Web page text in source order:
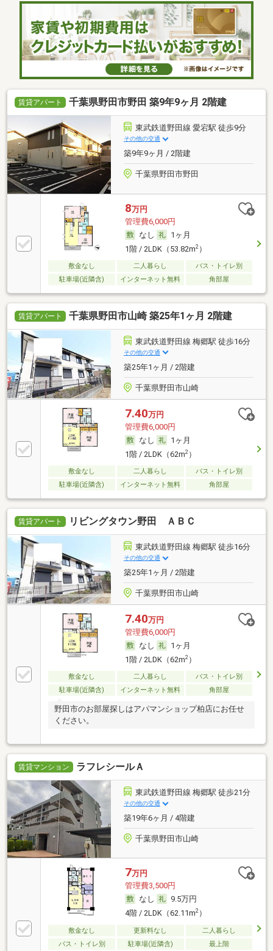
賃貸アパート 千葉県野田市野田 築9年9ヶ月 2階建
東武鉄道野田線 愛宕駅 徒歩9分
その他の交通
築9年9ヶ月 / 2階建
千葉県野田市野田
8万円
管理費6,000円
なし
1ヶ月
1階 / 2LDK（53.82m2）
敷金なし 二人暮らし
バス・トイレ別
駐車場(近隣含)
インターネット無料 角部屋
賃貸アパート 千葉県野田市山崎 築25年1ヶ月 2階建
東武鉄道野田線 梅郷駅 徒歩16分
その他の交通
築25年1ヶ月 / 2階建
千葉県野田市山崎
7.40万円
管理費6,000円
なし
1ヶ月
1階 / 2LDK（62m2）
敷金なし 二人暮らし
バス・トイレ別
駐車場(近隣含)
インターネット無料 角部屋
賃貸アパート リビングタウン野田 ＡＢＣ
東武鉄道野田線 梅郷駅 徒歩16分
その他の交通
築25年1ヶ月 / 2階建
千葉県野田市山崎
7.40万円
管理費6,000円
なし
1ヶ月
1階 / 2LDK（62m2）
敷金なし 二人暮らし
バス・トイレ別
駐車場(近隣含)
インターネット無料 角部屋
野田市のお部屋探しはアパマンショップ柏店にお任せ
ください。
賃貸マンション ラフレシールＡ
東武鉄道野田線 梅郷駅 徒歩21分
その他の交通
築19年6ヶ月 / 4階建
千葉県野田市山崎
7万円
管理費3,500円
なし
9.5万円
4階 / 2LDK（62.11m2）
敷金なし 更新料なし
二人暮らし
バス・トイレ別
駐車場(近隣含) 最上階